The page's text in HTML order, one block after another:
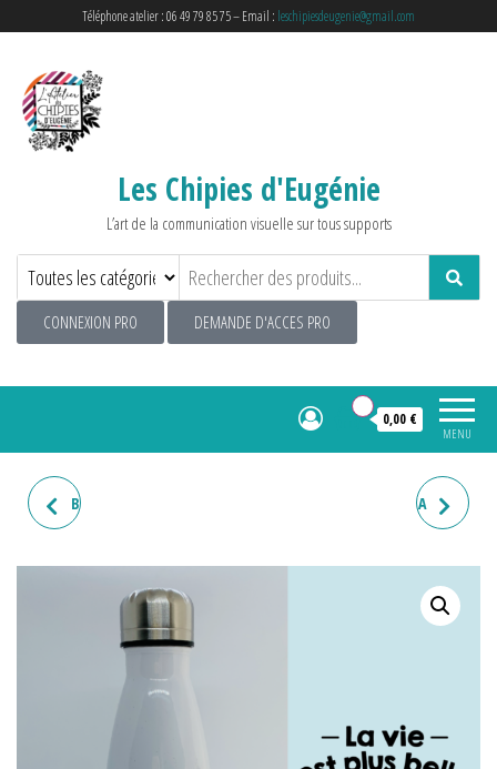
Téléphone atelier : 06 49 79 85 75 – Email : leschipiesdeugenie@gmail.com
Les Chipies d'Eugénie
L’art de la communication visuelle sur tous supports
CONNEXION PRO DEMANDE D'ACCES PRO
MENU
0,00 €
BOUTEILLE ISOTHERME "LA
L'APÉRO"
BOUTEILLE ISOTHERME "LA